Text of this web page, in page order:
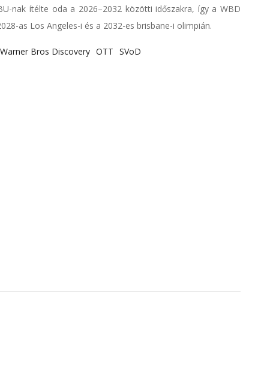
nak ítélte oda a 2026–2032 közötti időszakra, így a WBD
as Los Angeles-i és a 2032-es brisbane-i olimpián.
Warner Bros Discovery OTT SVoD